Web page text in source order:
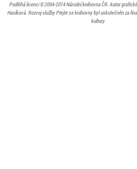
Podléhá licenci© 2004-2014Národní knihovna ČR. Autor
Hasíková. Rozvoj služby Ptejte se knihovny byl uskutečněn za
kultury